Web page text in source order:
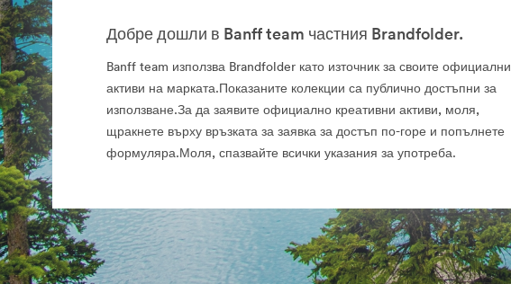
Добре дошли в Banff team частния Brandfolder.
Banff team използва Brandfolder като източник за своите официални
активи на марката.Показаните колекции са публично достъпни за
използване.За да заявите официално креативни активи, моля,
щракнете върху връзката за заявка за достъп по-горе и попълнете
формуляра.Моля, спазвайте всички указания за употреба.